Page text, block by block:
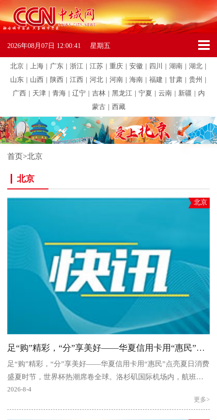
2026年08月07日 12:00:41 星期五
北京 上海 广东 浙江 江苏 重庆 安徽 四川 湖南 湖北
山东
山西 陕西 江西 河北 河南 海南 福建 甘肃 贵州
广西
天津 青海 辽宁 吉林 黑龙江 宁夏 云南 新疆
内
蒙古
西藏
首页>北京
北京
北京
足“购”精彩，“分”享美好——华夏信用卡用“惠民”点亮夏日消费
足“购”精彩，“分”享美好——华夏信用卡用“惠民”点亮夏日消费
盛夏时节，世界杯热潮席卷全球。洛杉矶国际机场内，航班延
误广播此起彼伏，候机楼座椅区人满为患，旅客们..
2026-8-4
更多>